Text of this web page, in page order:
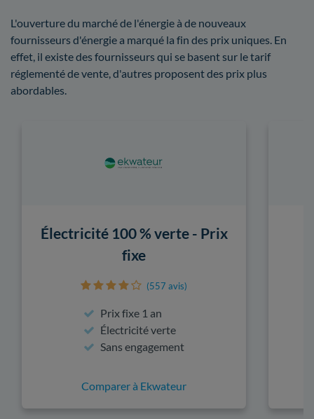
L'ouverture du marché de l'énergie à de nouveaux
fournisseurs d'énergie a marqué la fin des prix uniques. En
effet, il existe des fournisseurs qui se basent sur le tarif
réglementé de vente, d'autres proposent des prix plus
abordables.
Électricité 100 % verte - Prix
fixe
(557 avis)
Prix fixe 1 an
Électricité verte
Sans engagement
Comparer à Ekwateur